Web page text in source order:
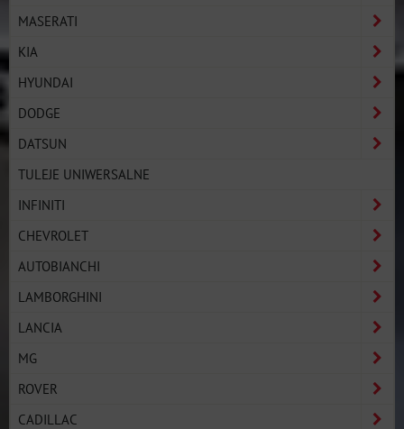
MASERATI
KIA
HYUNDAI
DODGE
DATSUN
TULEJE UNIWERSALNE
INFINITI
CHEVROLET
AUTOBIANCHI
LAMBORGHINI
LANCIA
MG
ROVER
CADILLAC